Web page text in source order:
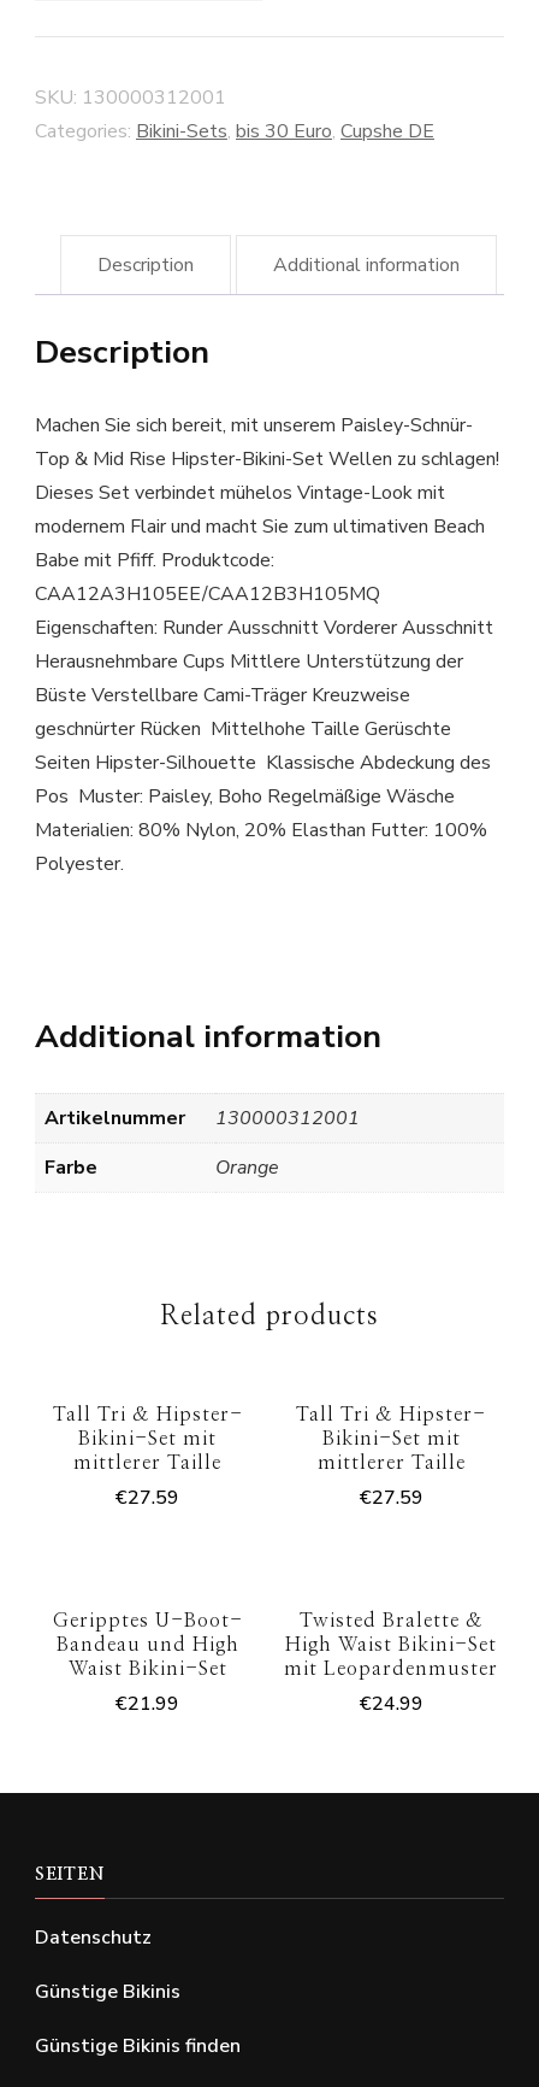
SKU: 130000312001
Categories: Bikini-Sets, bis 30 Euro, Cupshe DE
Description Additional information
Description
Machen Sie sich bereit, mit unserem Paisley-Schnür-
Top & Mid Rise Hipster-Bikini-Set Wellen zu schlagen!
Dieses Set verbindet mühelos Vintage-Look mit
modernem Flair und macht Sie zum ultimativen Beach
Babe mit Pfiff. Produktcode:
CAA12A3H105EE/CAA12B3H105MQ
Eigenschaften: Runder Ausschnitt Vorderer Ausschnitt
Herausnehmbare Cups Mittlere Unterstützung der
Büste Verstellbare Cami-Träger Kreuzweise
geschnürter Rücken Mittelhohe Taille Gerüschte
Seiten Hipster-Silhouette Klassische Abdeckung des
Pos Muster: Paisley, Boho Regelmäßige Wäsche
Materialien: 80% Nylon, 20% Elasthan Futter: 100%
Polyester.
Additional information
Artikelnummer
130000312001
Farbe
Orange
Related products
Tall Tri & Hipster-
Bikini-Set mit
mittlerer Taille
€27.59
Tall Tri & Hipster-
Bikini-Set mit
mittlerer Taille
€27.59
Geripptes U-Boot-
Bandeau und High
Waist Bikini-Set
€21.99
Twisted Bralette &
High Waist Bikini-Set
mit Leopardenmuster
€24.99
SEITEN
Datenschutz
Günstige Bikinis
Günstige Bikinis finden